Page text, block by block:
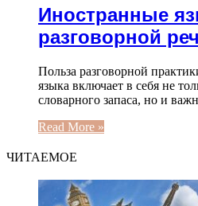
Иностранные
разговорной
Польза разговорной
языка включает в себя не
словарного запаса, но и
Read More »
ЧИТАЕМОЕ